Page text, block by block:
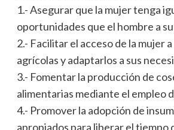
1.- Asegurar que la mujer tenga
oportunidades que el hombre a
2.- Facilitar el acceso de la mujer
agrícolas y adaptarlos a sus
3.- Fomentar la producción de
alimentarias mediante el empleo
4.- Promover la adopción de
apropiados para liberar el tiempo